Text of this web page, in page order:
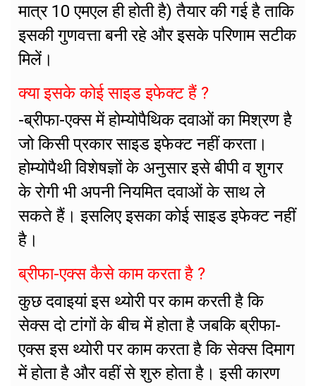
मात्र 10 एमएल ही होती है) तैयार की गई है ताकि
इसकी गुणवत्ता बनी रहे और इसके परिणाम सटीक
मिलें।
क्या इसके कोई साइड इफेक्ट हैं ?
-ब्रीफा-एक्स में होम्योपैथिक दवाओं का मिश्रण है
जो किसी प्रकार साइड इफेक्ट नहीं करता।
होम्योपैथी विशेषज्ञों के अनुसार इसे बीपी व शुगर
के रोगी भी अपनी नियमित दवाओं के साथ ले
सकते हैं। इसलिए इसका कोई साइड इफेक्ट नहीं
है।
ब्रीफा-एक्स कैसे काम करता है ?
कुछ दवाइयां इस थ्योरी पर काम करती है कि
सेक्स दो टांगों के बीच में होता है जबकि ब्रीफा-
एक्स इस थ्योरी पर काम करता है कि सेक्स दिमाग
में होता है और वहीं से शुरु होता है। इसी कारण